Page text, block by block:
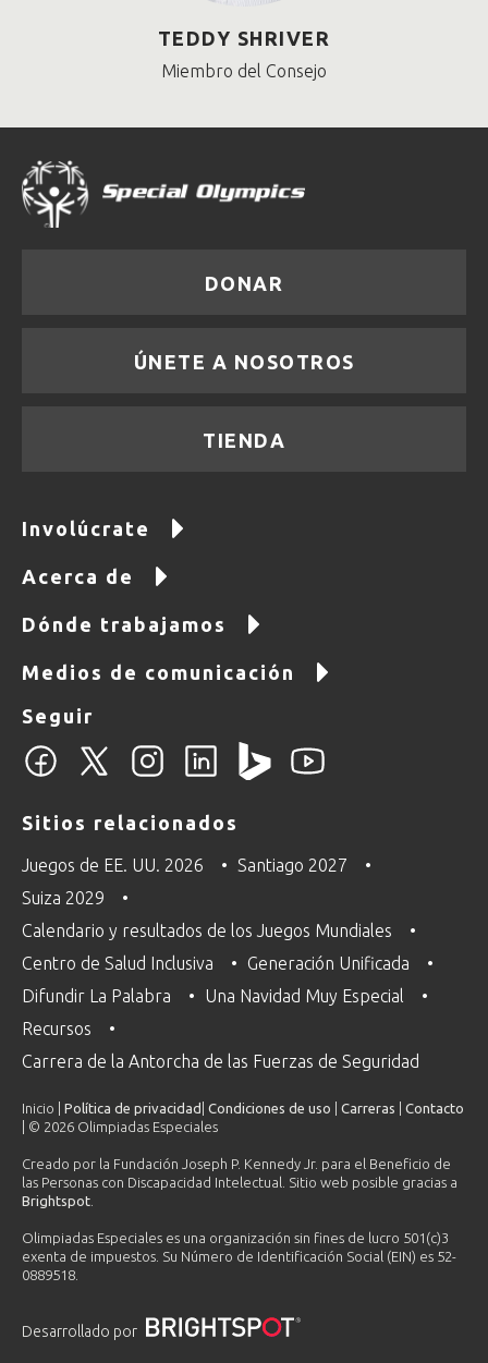
TEDDY SHRIVER
Miembro del Consejo
DONAR
ÚNETE A NOSOTROS
TIENDA
Involúcrate
Acerca de
Dónde trabajamos
Medios de comunicación
Seguir
Sitios relacionados
Juegos de EE. UU. 2026
Santiago 2027
Suiza 2029
Calendario y resultados de los Juegos Mundiales
Centro de Salud Inclusiva
Generación Unificada
Difundir La Palabra
Una Navidad Muy Especial
Recursos
Carrera de la Antorcha de las Fuerzas de Seguridad
Inicio | Política de privacidad Condiciones de uso Carreras
Contacto
| © 2026 Olimpiadas Especiales
Creado por la Fundación Joseph P. Kennedy Jr. para el Beneficio de
las Personas con Discapacidad Intelectual. Sitio web posible gracias a
Brightspot
Olimpiadas Especiales es una organización sin fines de lucro 501(c)3
exenta de impuestos. Su Número de Identificación Social (EIN) es 52-
0889518.
Desarrollado por